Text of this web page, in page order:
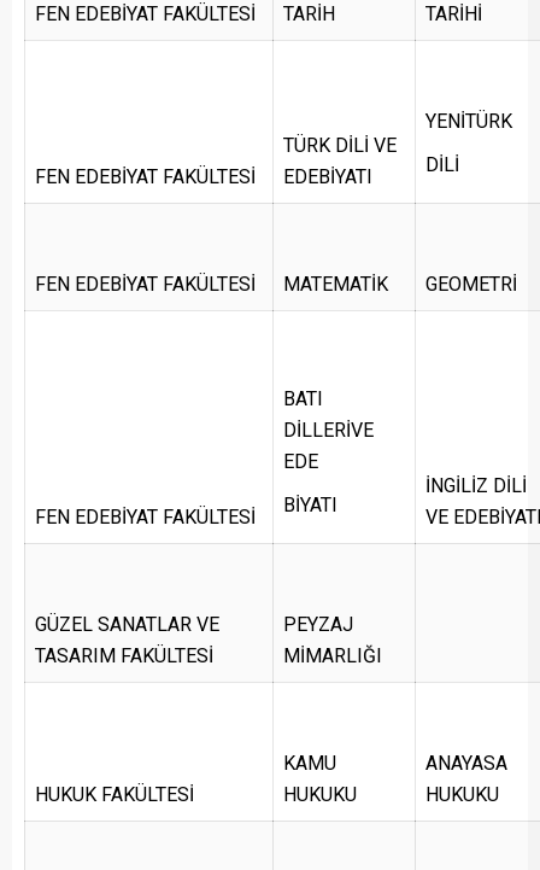
FEN EDEBİYAT FAKÜLTESİ TARİH
TARİHİ
FEN EDEBİYAT FAKÜLTESİ
TÜRK DİLİ VE
EDEBİYATI
YENİTÜRK
DİLİ
FEN EDEBİYAT FAKÜLTESİ MATEMATİK GEOMETRİ
FEN EDEBİYAT FAKÜLTESİ
BATI
DİLLERİVE
EDE
BİYATI
İNGİLİZ DİLİ
VE
GÜZEL SANATLAR VE
TASARIM FAKÜLTESİ
PEYZAJ
MİMARLIĞI
HUKUK FAKÜLTESİ
KAMU
HUKUKU
ANAYASA
HUKUKU